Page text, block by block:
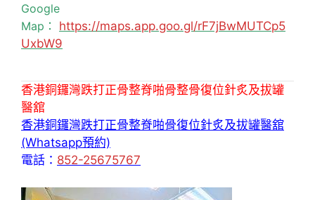
Google
Map： https://maps.app.goo.gl/rF7jBwMUTCp5
UxbW9
香港銅鑼灣跌打正骨整脊啪骨整骨復位針炙及拔罐
醫舘
香港銅鑼灣跌打正骨整脊啪骨復位針炙及拔罐醫舘
(Whatsapp預約)
電話： 852-25675767